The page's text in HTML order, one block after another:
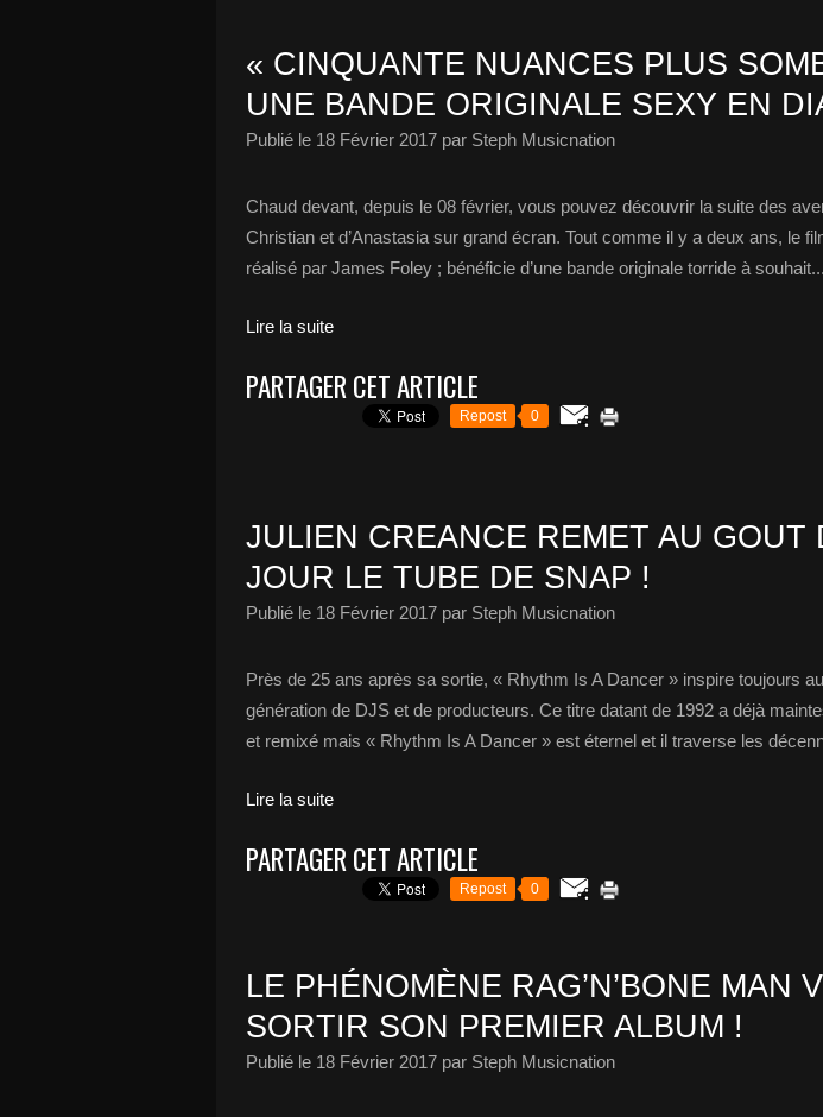
« CINQUANTE NUANCES PLUS
UNE BANDE ORIGINALE SEXY EN
Publié le 18 Février 2017 par Steph Musicnation
Chaud devant, depuis le 08 février, vous pouvez découvrir la suite des
Christian et d’Anastasia sur grand écran. Tout comme il y a deux ans, le
réalisé par James Foley ; bénéficie d’une bande originale torride à
Lire la suite
PARTAGER CET ARTICLE
Repost 0
JULIEN CREANCE REMET AU GOUT
JOUR LE TUBE DE SNAP !
Publié le 18 Février 2017 par Steph Musicnation
Près de 25 ans après sa sortie, « Rhythm Is A Dancer » inspire toujours
génération de DJS et de producteurs. Ce titre datant de 1992 a déjà
et remixé mais « Rhythm Is A Dancer » est éternel et il traverse les
Lire la suite
PARTAGER CET ARTICLE
Repost 0
LE PHÉNOMÈNE RAG’N’BONE MAN
SORTIR SON PREMIER ALBUM !
Publié le 18 Février 2017 par Steph Musicnation